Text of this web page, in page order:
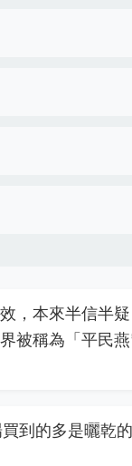
，本來半信半
被稱為「平民
到的多是曬乾